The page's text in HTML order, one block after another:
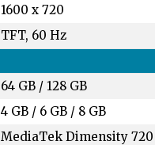
1600 x 720
TFT, 60 Hz
64 GB/ 128 GB
4 GB/ 6 GB/ 8 GB
MediaTek Dimensity 720